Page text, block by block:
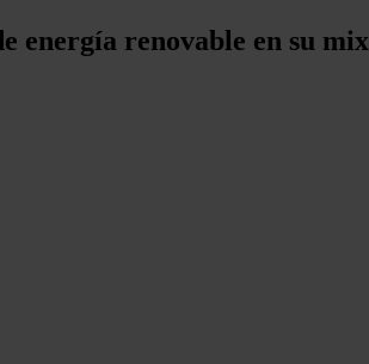
energía renovable en su